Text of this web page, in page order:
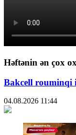
Həftənin ən çox
Bakcell rouminqi
04.08.2026 11:44